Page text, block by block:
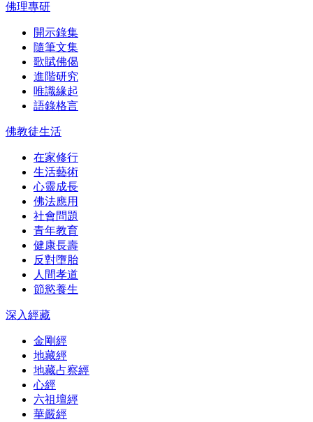
佛理專研
開示錄集
隨筆文集
歌賦佛偈
進階研究
唯識緣起
語錄格言
佛教徒生活
在家修行
生活藝術
心靈成長
佛法應用
社會問題
青年教育
健康長壽
反對墮胎
人間孝道
節慾養生
深入經藏
金剛經
地藏經
地藏占察經
心經
六祖壇經
華嚴經